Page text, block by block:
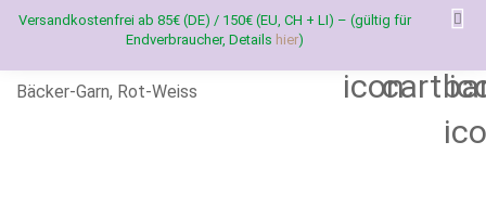
Versandkostenfrei ab 85€ (DE) / 150€ (EU, CH + LI) – (gültig für
Endverbraucher, Details hier)
Bäcker-Garn, Rot-Weiss